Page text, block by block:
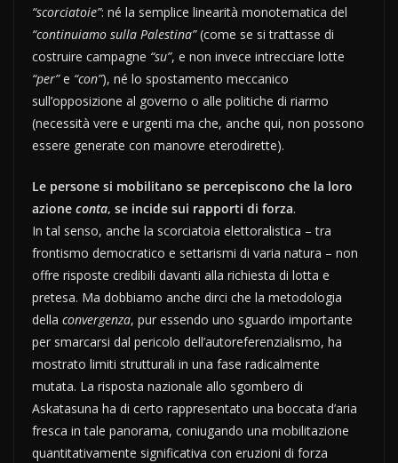
“scorciatoie”: né la semplice linearità monotematica del
“continuiamo sulla Palestina”(come se si trattasse di
costruire campagne “su”, e non invece intrecciare lotte
“per”e “con”), né lo spostamento meccanico
sull’opposizione al governo o alle politiche di riarmo
(necessità vere e urgenti ma che, anche qui, non possono
essere generate con manovre eterodirette).
Le persone si mobilitano se percepiscono che la loro
azione conta, se incide sui rapporti di forza.
In tal senso, anche la scorciatoia elettoralistica – tra
frontismo democratico e settarismi di varia natura – non
offre risposte credibili davanti alla richiesta di lotta e
pretesa. Ma dobbiamo anche dirci che la metodologia
della convergenza, pur essendo uno sguardo importante
per smarcarsi dal pericolo dell’autoreferenzialismo, ha
mostrato limiti strutturali in una fase radicalmente
mutata. La risposta nazionale allo sgombero di
Askatasuna ha di certo rappresentato una boccata d’aria
fresca in tale panorama, coniugando una mobilitazione
quantitativamente significativa con eruzioni di forza